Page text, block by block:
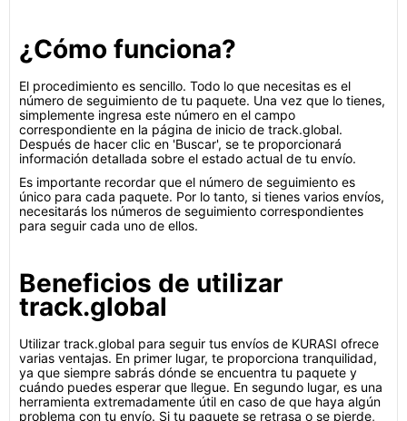
¿Cómo funciona?
El procedimiento es sencillo. Todo lo que necesitas es el
número de seguimiento de tu paquete. Una vez que lo tienes,
simplemente ingresa este número en el campo
correspondiente en la página de inicio de track.global.
Después de hacer clic en 'Buscar', se te proporcionará
información detallada sobre el estado actual de tu envío.
Es importante recordar que el número de seguimiento es
único para cada paquete. Por lo tanto, si tienes varios envíos,
necesitarás los números de seguimiento correspondientes
para seguir cada uno de ellos.
Beneficios de utilizar
track.global
Utilizar track.global para seguir tus envíos de KURASI ofrece
varias ventajas. En primer lugar, te proporciona tranquilidad,
ya que siempre sabrás dónde se encuentra tu paquete y
cuándo puedes esperar que llegue. En segundo lugar, es una
herramienta extremadamente útil en caso de que haya algún
problema con tu envío. Si tu paquete se retrasa o se pierde,